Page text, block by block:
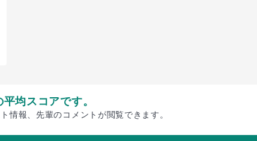
均スコアです。
情報、先輩のコメントが閲覧できます。